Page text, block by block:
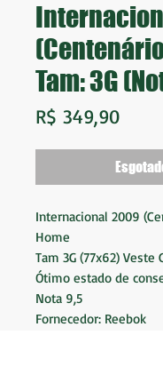
Tam: 3G
R$ 349,90Preço
Internacional 2009
Home
Tam 3G (77x62) Veste
Ótimo estado de
Nota 9,5
Fornecedor: Reebok